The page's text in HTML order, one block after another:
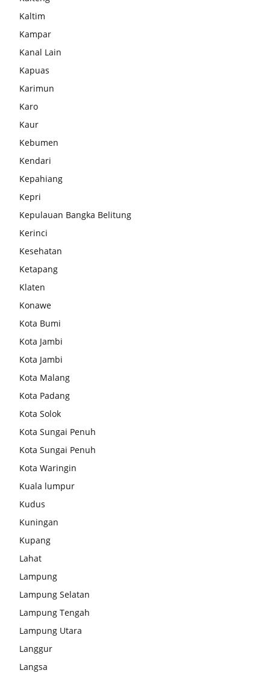
Kaltim
Kampar
Kanal Lain
Kapuas
Karimun
Karo
Kaur
Kebumen
Kendari
Kepahiang
Kepri
Kepulauan Bangka Belitung
Kerinci
Kesehatan
Ketapang
Klaten
Konawe
Kota Bumi
Kota Jambi
Kota Jambi
Kota Malang
Kota Padang
Kota Solok
Kota Sungai Penuh
Kota Sungai Penuh
Kota Waringin
Kuala lumpur
Kudus
Kuningan
Kupang
Lahat
Lampung
Lampung Selatan
Lampung Tengah
Lampung Utara
Langgur
Langsa